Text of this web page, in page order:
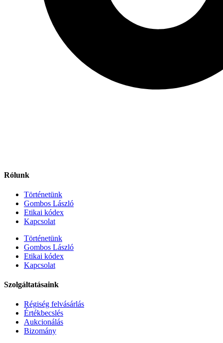
Rólunk
Történetünk
Gombos László
Etikai kódex
Kapcsolat
Történetünk
Gombos László
Etikai kódex
Kapcsolat
Szolgáltatásaink
Régiség felvásárlás
Értékbecslés
Aukcionálás
Bizomány